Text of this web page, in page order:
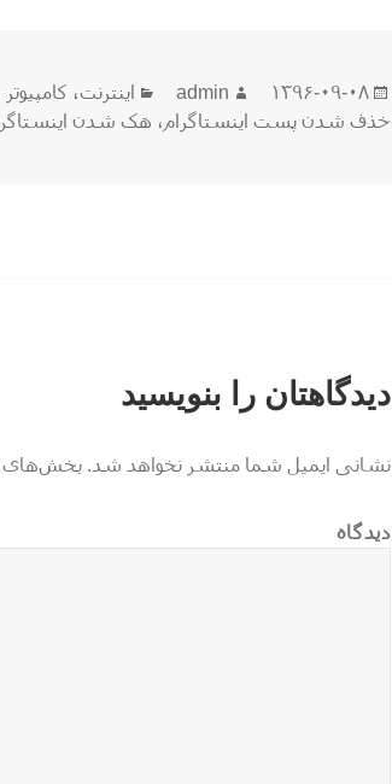
ارسال
شده
۱۳۹۶-۰۹-۰۸ نویسنده
admin دسته‌ها
اينترنت،
خذف شدن پست اینستاگرام ، هک شدن
دیدگاهتان را بنویسید
نشانی ایمیل شما منتشر نخواهد شد. بخش‌های
دیدگاه